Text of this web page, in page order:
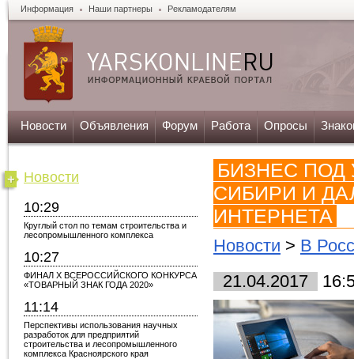
Информация Наши партнеры Рекламодателям
Новости Объявления Форум Работа Опросы
Новости
10:29
Круглый стол по темам строительства и
лесопромышленного комплекса
10:27
ФИНАЛ X ВСЕРОССИЙСКОГО КОНКУРСА
«ТОВАРНЫЙ ЗНАК ГОДА 2020»
11:14
Перспективы использования научных
разработок для предприятий
строительства и лесопромышленного
комплекса Красноярского края
БИЗНЕС ПОД
СИБИРИ И
ИНТЕРНЕТА
Новости > В
21.04.2017